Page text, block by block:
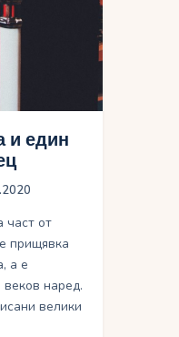
и един
част от
прищявка
а е
наред.
велики